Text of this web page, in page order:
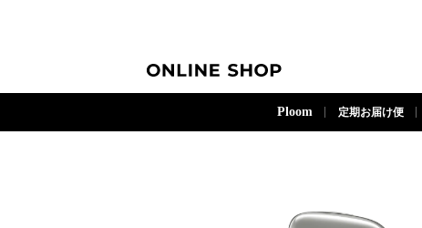
ONLINE SHOP
Ploom 定期お届け便